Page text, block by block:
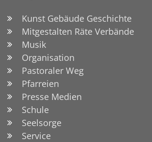
Kunst Gebäude Geschichte
Mitgestalten Räte Verbände
Musik
Organisation
Pastoraler Weg
Pfarreien
Presse Medien
Schule
Seelsorge
Service